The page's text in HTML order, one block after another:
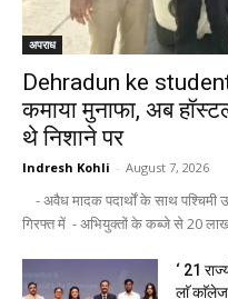
अपराध
Dehradun ke
कमाया मुनाफा, अब
थे निशाने पर
Indresh Kohli - August 7, 2026
- अवैध मादक पदार्थों के साथ
गिरफ्त में - अभियुक्तों के कब्जे से 20
‘ 21
लाॅ काॅलेज